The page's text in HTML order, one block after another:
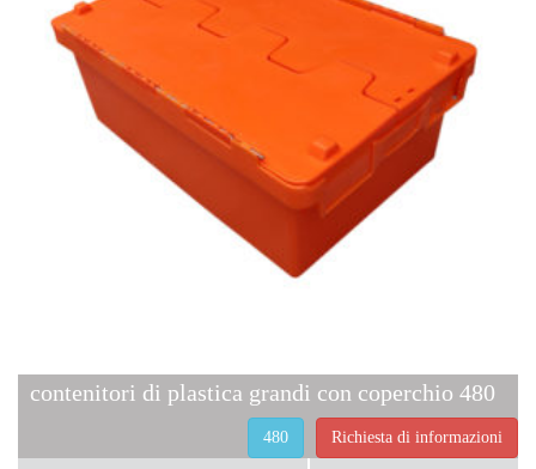
contenitori di plastica grandi con coperchio 480
Richiesta di informazioni
480